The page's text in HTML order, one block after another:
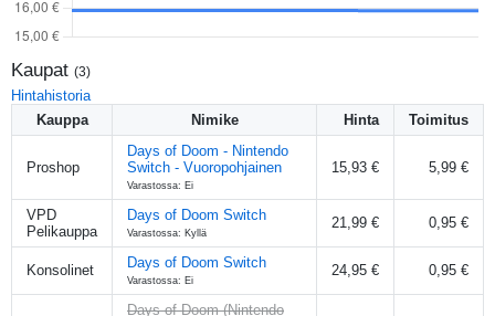
Kaupat (3)
Hintahistoria
Kauppa
Nimike Hinta Toimitus
Proshop
Days of Doom - Nintendo
Switch - Vuoropohjainen
Varastossa: Ei
15,93 € 5,99 €
VPD
Pelikauppa
Days of Doom Switch
Varastossa: Kyllä
21,99 € 0,95 €
Konsolinet Days of Doom Switch
Varastossa: Ei
24,95 € 0,95 €
Days of Doom (Nintendo